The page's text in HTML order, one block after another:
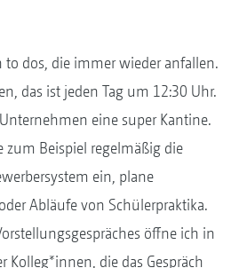
dos, die immer wieder anfallen.
das ist jeden Tag um 12:30 Uhr.
eine super Kantine.
zum Beispiel regelmäßig die
ein, plane
Abläufe von Schülerpraktika.
öffne ich in
Kolleg*innen, die das Gespräch